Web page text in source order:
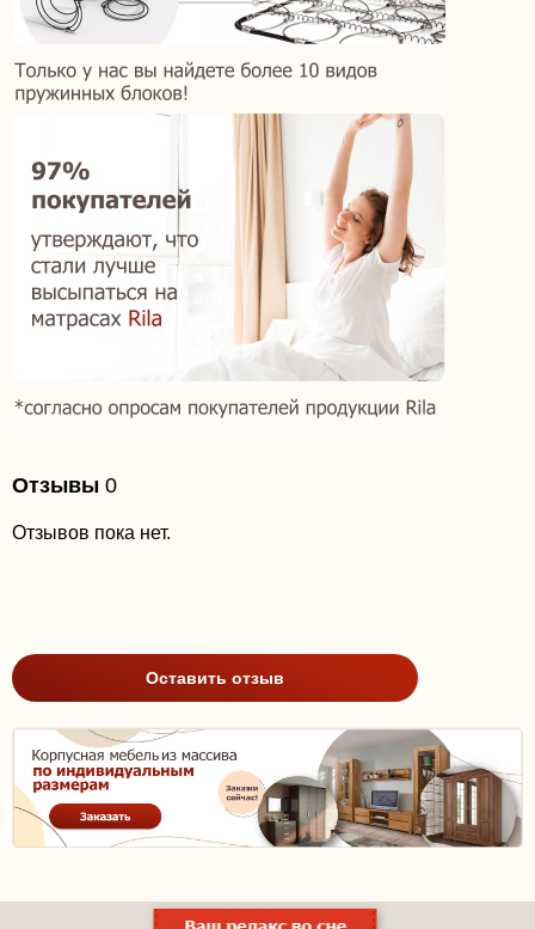
Отзывы 0
Отзывов пока нет.
Оставить отзыв